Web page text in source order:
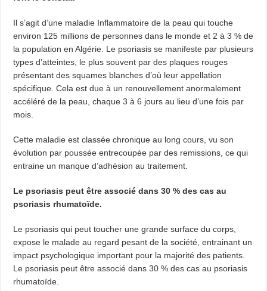
Il s’agit d’une maladie Inflammatoire de la peau qui touche
environ 125 millions de personnes dans le monde et 2 à 3 % de
la population en Algérie. Le psoriasis se manifeste par plusieurs
types d’atteintes, le plus souvent par des plaques rouges
présentant des squames blanches d’où leur appellation
spécifique. Cela est due à un renouvellement anormalement
accéléré de la peau, chaque 3 à 6 jours au lieu d’une fois par
mois.
Cette maladie est classée chronique au long cours, vu son
évolution par poussée entrecoupée par des remissions, ce qui
entraine un manque d’adhésion au traitement.
Le psoriasis peut être associé dans 30 % des cas au
psoriasis rhumatoïde.
Le psoriasis qui peut toucher une grande surface du corps,
expose le malade au regard pesant de la société, entrainant un
impact psychologique important pour la majorité des patients.
Le psoriasis peut être associé dans 30 % des cas au psoriasis
rhumatoïde.